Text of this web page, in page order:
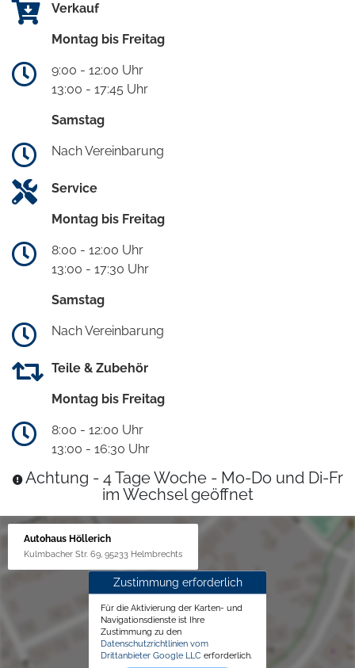
Verkauf
Montag bis Freitag
9:00 - 12:00 Uhr
13:00 - 17:45 Uhr
Samstag
Nach Vereinbarung
Service
Montag bis Freitag
8:00 - 12:00 Uhr
13:00 - 17:30 Uhr
Samstag
Nach Vereinbarung
Teile & Zubehör
Montag bis Freitag
8:00 - 12:00 Uhr
13:00 - 16:30 Uhr
Achtung - 4 Tage Woche - Mo-Do und Di-Fr
im Wechsel geöffnet
Autohaus Höllerich
Kulmbacher Str. 69, 95233 Helmbrechts
Zustimmung erforderlich
Für die Aktivierung der Karten- und
Navigationsdienste ist Ihre
Zustimmung zu den
Datenschutzrichtlinien vom
Drittanbieter Google LLC erforderlich.